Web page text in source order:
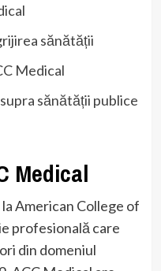
sănătății
Medical
sănătății publice
Medical
American College of
profesională care
din domeniul